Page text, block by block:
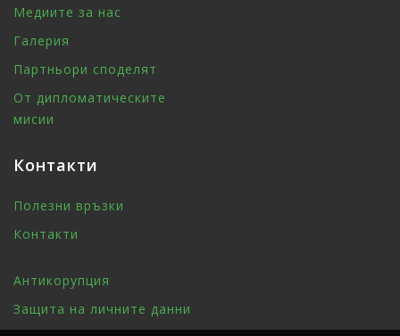
Медиите за нас
Галерия
Партньори споделят
От дипломатическите
мисии
Контакти
Полезни връзки
Контакти
Антикорупция
Защита на личните данни